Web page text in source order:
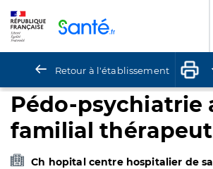
Retour à l'établissement
Pédo-psychiatrie
familial
Ch hopital centre hospitalier de